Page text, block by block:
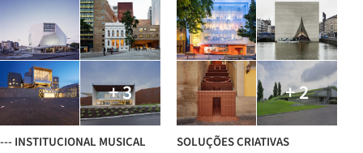
+ 3
--- INSTITUCIONAL MUSICAL
+ 2
SOLUÇÕES CRIATIVAS